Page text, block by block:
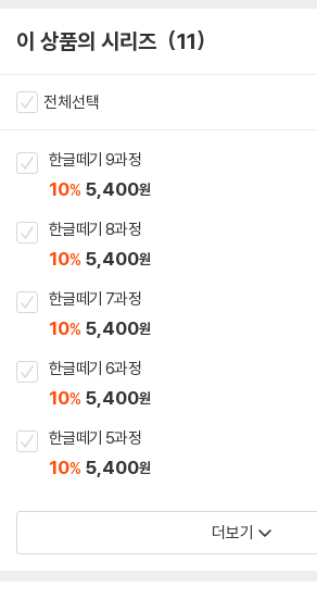
이 상품의 시리즈 11
전체선택
한글떼기 9과정
10% 5,400원
한글떼기 8과정
10% 5,400원
한글떼기 7과정
10% 5,400원
한글떼기 6과정
10% 5,400원
한글떼기 5과정
10% 5,400원
더보기